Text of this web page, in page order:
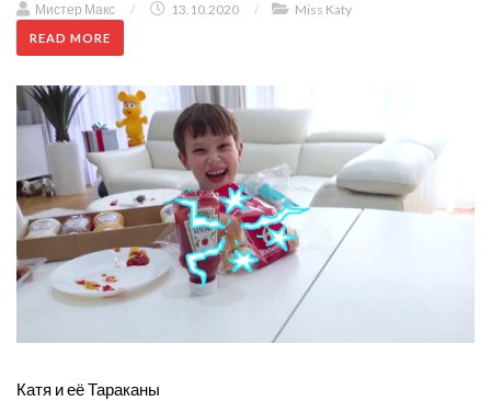
Мистер Макс / 13.10.2020 / Miss Katy
READ MORE
Катя и её Тараканы